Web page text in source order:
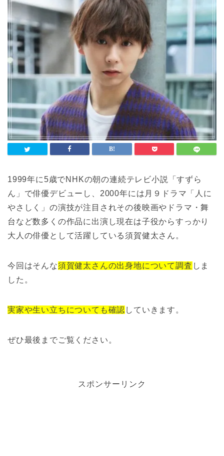
1999年に5歳でNHKの朝の連続テレビ小説「すずら
ん」で俳優デビューし、2000年には月９ドラマ「人に
やさしく」の演技が注目されその後映画やドラマ・舞
台など数多くの作品に出演し現在は子役からすっかり
大人の俳優として活躍している須賀健太さん。
今回はそんな須賀健太さんの出身地について調査 しま
した。
実家や生い立ちについても確認 していきます。
ぜひ最後までご覧ください。
スポンサーリンク